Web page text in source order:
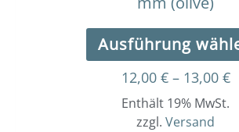
Ausführung
12,00 € – 13,00 €
Enthält 19% MwSt.
zzgl. Versand